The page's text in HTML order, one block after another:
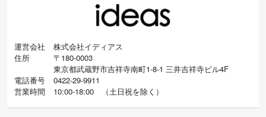
運営会社
株式会社イディアス
住所
〒180-0003
東京都武蔵野市吉祥寺南町1-8-1 三井吉祥寺ビル4F
電話番号
0422-29-9911
営業時間
10:00-18:00 （土日祝を除く）